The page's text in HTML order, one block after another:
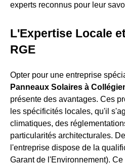
experts reconnus pour leur
L'Expertise Locale
RGE
Opter pour une entreprise
Panneaux Solaires à
présente des avantages. Ces
les spécificités locales, qu'il
climatiques, des
particularités architecturales.
l'entreprise dispose de la
Garant de l'Environnement).